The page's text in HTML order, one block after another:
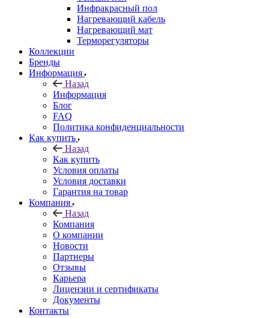
Инфракрасный пол
Нагревающий кабель
Нагревающий мат
Терморегуляторы
Коллекции
Бренды
Информация
Назад
Информация
Блог
FAQ
Политика конфиденциальности
Как купить
Назад
Как купить
Условия оплаты
Условия доставки
Гарантия на товар
Компания
Назад
Компания
О компании
Новости
Партнеры
Отзывы
Карьера
Лицензии и сертификаты
Документы
Контакты